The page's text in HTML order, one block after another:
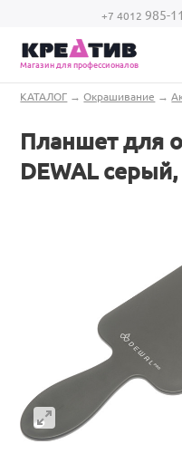
Перейти к основному
+7 4012 985-
Магазин для профессионалов
Вы здесь
КАТАЛОГ →Окрашивание →
Планшет для
DEWAL